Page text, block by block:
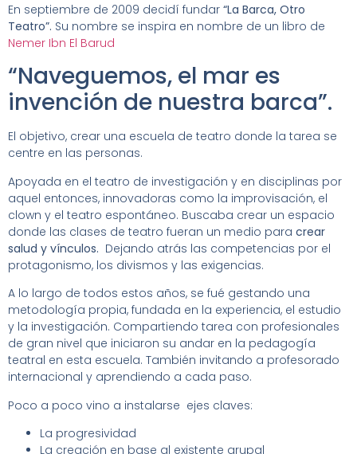
En septiembre de 2009 decidí fundar “La Barca, Otro
Teatro”. Su nombre se inspira en nombre de un libro de
Nemer Ibn El Barud
“Naveguemos, el mar es
invención de nuestra barca”.
El objetivo, crear una escuela de teatro donde la tarea se
centre en las personas.
Apoyada en el teatro de investigación y en disciplinas por
aquel entonces, innovadoras como la improvisación, el
clown y el teatro espontáneo. Buscaba crear un espacio
donde las clases de teatro fueran un medio para crear
salud y vínculos. Dejando atrás las competencias por el
protagonismo, los divismos y las exigencias.
A lo largo de todos estos años, se fué gestando una
metodología propia, fundada en la experiencia, el estudio
y la investigación. Compartiendo tarea con profesionales
de gran nivel que iniciaron su andar en la pedagogía
teatral en esta escuela. También invitando a profesorado
internacional y aprendiendo a cada paso.
Poco a poco vino a instalarse ejes claves:
La progresividad
La creación en base al existente grupal